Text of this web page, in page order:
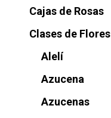
Cajas de Rosas
Clases de Flores
Alelí
Azucena
Azucenas